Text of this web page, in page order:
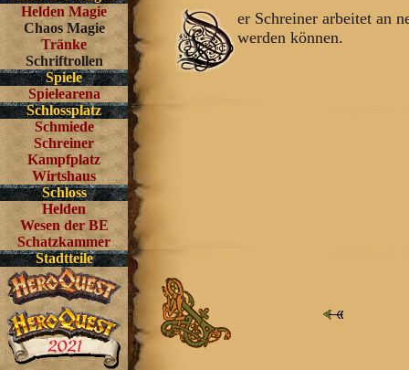
Helden Magie
Chaos Magie
Tränke
Schriftrollen
Spiele
Spielearena
Schlossplatz
Schmiede
Schreiner
Kampfplatz
Wirtshaus
Schloss
Helden
Wesen der BE
Schatzkammer
Stadtteile
er Schreiner arbeitet an
werden können.